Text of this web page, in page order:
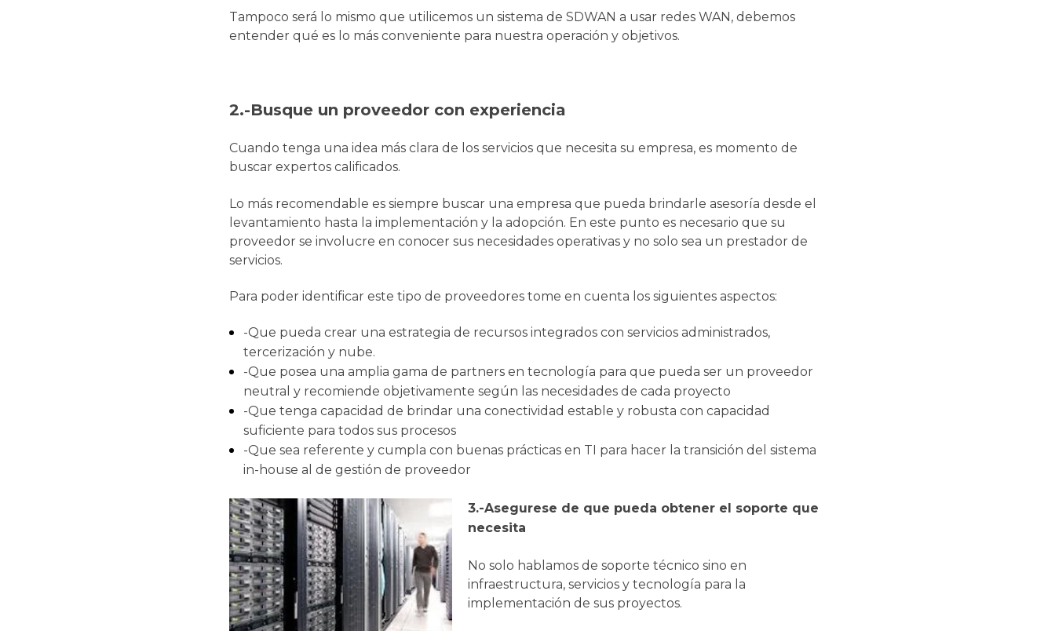
Tampoco será lo mismo que utilicemos un sistema de SDWAN a usar redes WAN, debemos
entender qué es lo más conveniente para nuestra operación y objetivos.
2.-Busque un proveedor con experiencia
Cuando tenga una idea más clara de los servicios que necesita su empresa, es momento de
buscar expertos calificados.
Lo más recomendable es siempre buscar una empresa que pueda brindarle asesoría desde el
levantamiento hasta la implementación y la adopción. En este punto es necesario que su
proveedor se involucre en conocer sus necesidades operativas y no solo sea un prestador de
servicios.
Para poder identificar este tipo de proveedores tome en cuenta los siguientes aspectos:
-Que pueda crear una estrategia de recursos integrados con servicios administrados,
tercerización y nube.
-Que posea una amplia gama de partners en tecnología para que pueda ser un proveedor
neutral y recomiende objetivamente según las necesidades de cada proyecto
-Que tenga capacidad de brindar una conectividad estable y robusta con capacidad
suficiente para todos sus procesos
-Que sea referente y cumpla con buenas prácticas en TI para hacer la transición del sistema
in-house al de gestión de proveedor
3.-Asegurese de que pueda obtener el soporte que
necesita
No solo hablamos de soporte técnico sino en
infraestructura, servicios y tecnología para la
implementación de sus proyectos.